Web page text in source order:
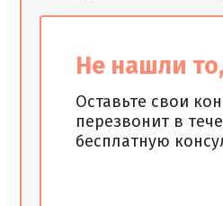
Не нашли
Оставьте свои
перезвонит в
бесплатную